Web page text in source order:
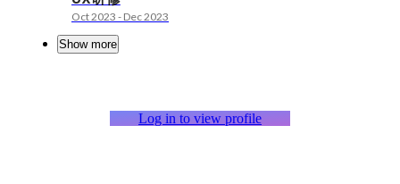
Oct 2023 - Dec 2023
Show more
Log in to view profile